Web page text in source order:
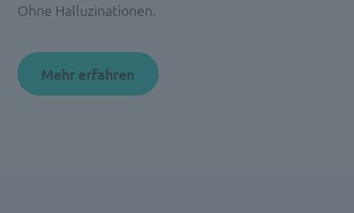
Ohne Halluzinationen.
Mehr erfahren